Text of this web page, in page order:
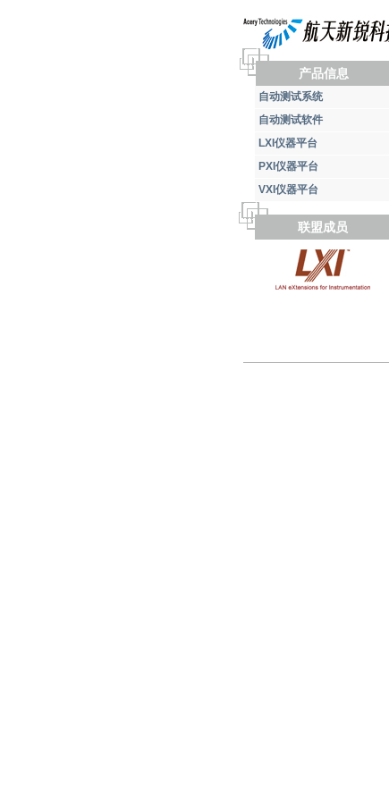
产品信息
自动测试系统
自动测试软件
LXI仪器平台
PXI仪器平台
VXI仪器平台
联盟成员